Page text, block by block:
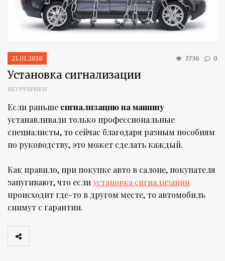
21.01.2018 3736 0
Установка сигнализации
БЕЗ РУБРИКИ
Если раньше сигнализацию на машину
устанавливали только профессиональные
специалисты, то сейчас благодаря разным пособиям
по руководству, это может сделать каждый.
Как правило, при покупке авто в салоне, покупателя
запугивают, что еслиустановка сигнализации
происходит где-то в другом месте, то автомобиль
снимут с гарантии.